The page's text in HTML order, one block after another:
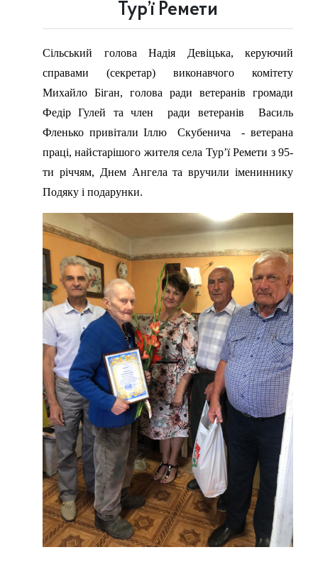
Тур’ї Ремети
Сільський голова Надія Девіцька, керуючий
справами (секретар) виконавчого комітету
Михайло Біган, голова ради ветеранів громади
Федір Гулей та член ради ветеранів Василь
Фленько привітали Іллю Скубенича - ветерана
праці, найстарішого жителя села Тур’ї Ремети з 95-
ти річчям, Днем Ангела та вручили імениннику
Подяку і подарунки.